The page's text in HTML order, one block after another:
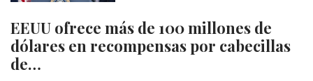
EEUU ofrece más de 100 millones de
dólares en recompensas por cabecillas
de…